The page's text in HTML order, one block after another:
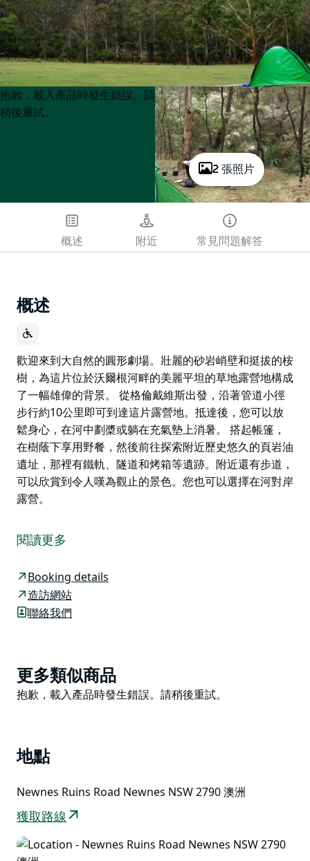
2 張照片
Product
List
Product
List
抱歉，載入產品時發生錯誤。請
稍後重試。
概述 附近 常見問題解答
概述
歡迎來到大自然的圓形劇場。壯麗的砂岩峭壁和挺拔的桉
樹，為這片位於沃爾根河畔的美麗平坦的草地露營地構成
了一幅雄偉的背景。 從格倫戴維斯出發，沿著管道小徑
步行約10公里即可到達這片露營地。抵達後，您可以放
鬆身心，在河中劃槳或躺在充氣墊上消暑。 搭起帳篷，
在樹蔭下享用野餐，然後前往探索附近歷史悠久的頁岩油
遺址，那裡有鐵軌、隧道和烤箱等遺跡。附近還有步道，
可以欣賞到令人嘆為觀止的景色。您也可以選擇在河對岸
露營。
樹，為這片位於沃爾根河畔的美麗平坦的草地露營地構成
了一幅雄偉的背景。
從格倫戴維斯出發，沿著管道小徑步行約10公里即可到
達這片露營地。抵達後，您可以放鬆身心，在河中劃槳或
躺在充氣墊上消暑。
還有步道，可以欣賞到令人嘆為觀止的景色。您也可以選
擇在河對岸露營。
閱讀更多
Booking details
造訪網站
聯絡我們
Product
List
更多類似商品
Product
抱歉，載入產品時發生錯誤。請稍後重試。
地點
Newnes Ruins Road Newnes NSW 2790 澳洲
獲取路線